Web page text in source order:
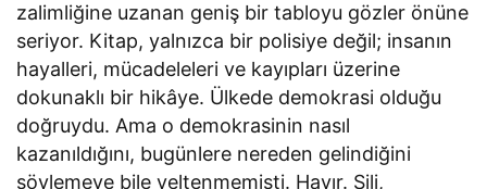
zalimliğine uzanan geniş bir tabloyu gözler önüne
seriyor. Kitap, yalnızca bir polisiye değil; insanın
hayalleri, mücadeleleri ve kayıpları üzerine
dokunaklı bir hikâye. Ülkede demokrasi olduğu
doğruydu. Ama o demokrasinin nasıl
kazanıldığını, bugünlere nereden gelindiğini
söylemeye bile yeltenmemişti. Hayır. Şili,